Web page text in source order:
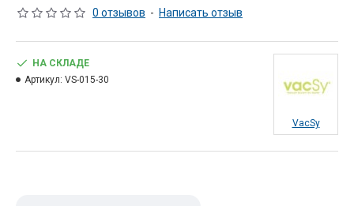
0 отзывов - Написать отзыв
НА СКЛАДЕ
Артикул: VS-015-30
VacSy